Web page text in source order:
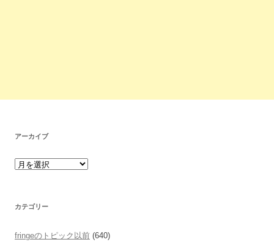
アーカイブ
カテゴリー
fringeのトピック以前 (640)